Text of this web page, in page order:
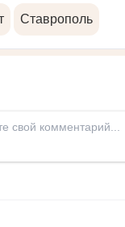
Ставрополь